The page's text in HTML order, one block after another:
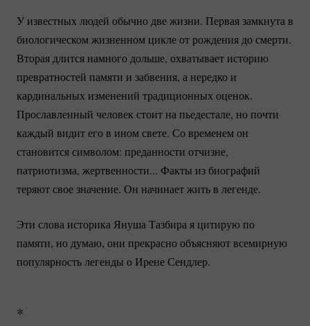
У известных людей обычно две жизни. Первая замкнута в
биологическом жизненном цикле от рождения до смерти.
Вторая длится намного дольше, охватывает историю
превратностей памяти и забвения, а нередко и
кардинальных изменений традиционных оценок.
Прославленный человек стоит на пьедестале, но почти
каждый видит его в ином свете. Со временем он
становится символом: преданности отчизне,
патриотизма, жертвенности... Факты из биографий
теряют свое значение. Он начинает жить в легенде.
Эти слова историка Януша Тазбира я цитирую по
памяти, но думаю, они прекрасно объясняют всемирную
популярность легенды о Ирене Сендлер.
*